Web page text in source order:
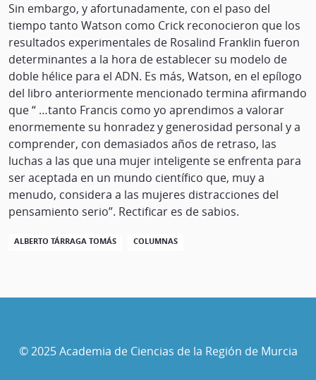
Sin embargo, y afortunadamente, con el paso del
tiempo tanto Watson como Crick reconocieron que los
resultados experimentales de Rosalind Franklin fueron
determinantes a la hora de establecer su modelo de
doble hélice para el ADN. Es más, Watson, en el epílogo
del libro anteriormente mencionado termina afirmando
que “ …tanto Francis como yo aprendimos a valorar
enormemente su honradez y generosidad personal y a
comprender, con demasiados años de retraso, las
luchas a las que una mujer inteligente se enfrenta para
ser aceptada en un mundo científico que, muy a
menudo, considera a las mujeres distracciones del
pensamiento serio”. Rectificar es de sabios.
ALBERTO TÁRRAGA TOMÁS COLUMNAS
© 2025 Academia de Ciencias de la Región de Murcia